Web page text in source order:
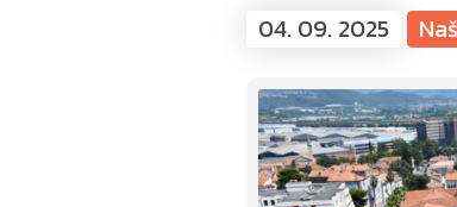
04. 09. 2025